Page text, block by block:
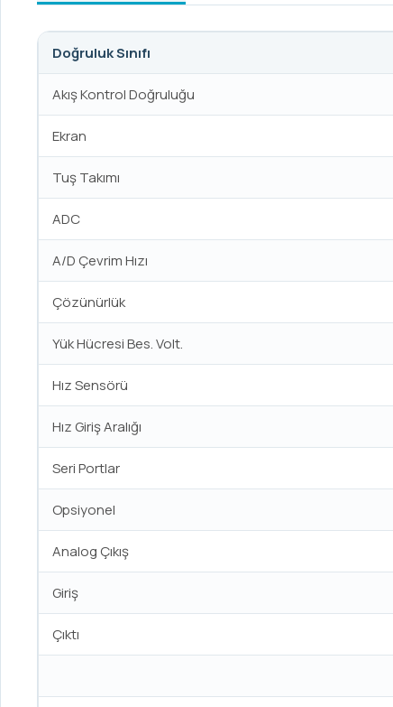
Doğruluk Sınıfı
Akış Kontrol Doğruluğu
Ekran
Tuş Takımı
ADC
A/D Çevrim Hızı
Çözünürlük
Yük Hücresi Bes. Volt.
Hız Sensörü
Hız Giriş Aralığı
Seri Portlar
Opsiyonel
Analog Çıkış
Giriş
Çıktı